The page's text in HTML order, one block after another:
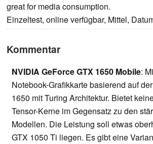
great for media consumption.
Einzeltest, online verfügbar, Mittel,
Kommentar
NVIDIA GeForce GTX 1650 Mobile:
Notebook-Grafikkarte basierend auf
1650 mit Turing Architektur. Bietet
Tensor-Kerne im Gegensatz zu den
Modellen. Die Leistung soll etwas
GTX 1050 Ti liegen. Es gibt eine